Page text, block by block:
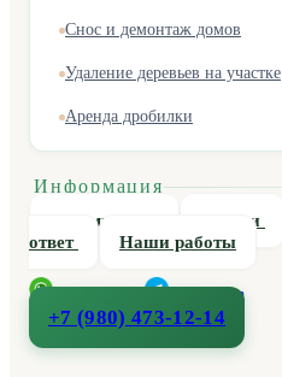
Снос и демонтаж домов
Удаление деревьев на участке
Аренда дробилки
Информация
О компании Статьи
ответ
Наши работы
Telegram
+7 (980) 473-12-14